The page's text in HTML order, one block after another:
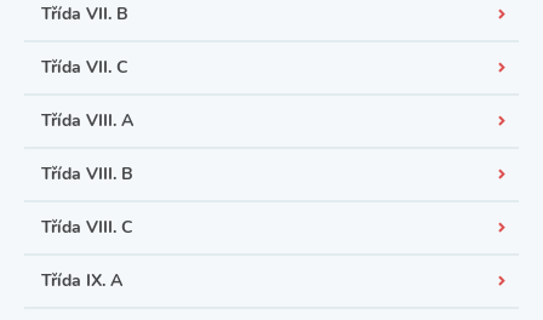
Třída VII. B
Třída VII. C
Třída VIII. A
Třída VIII. B
Třída VIII. C
Třída IX. A